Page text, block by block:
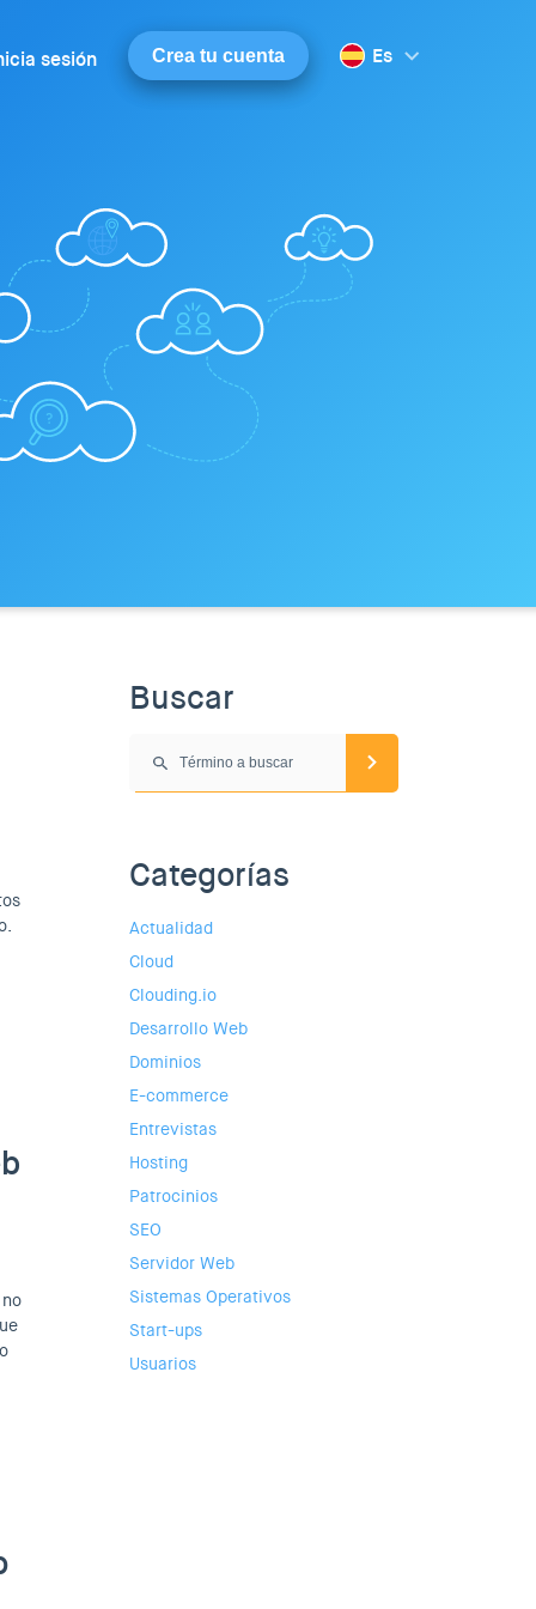
sesión Crea tu cuenta Es
Buscar
Categorías
Actualidad
Cloud
Clouding.io
Desarrollo Web
Dominios
E-commerce
Entrevistas
Hosting
Patrocinios
SEO
Servidor Web
Sistemas Operativos
Start-ups
Usuarios